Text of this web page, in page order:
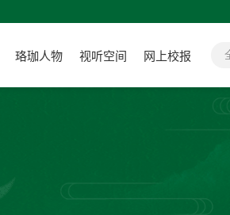
珞珈人物 视听空间 网上校报